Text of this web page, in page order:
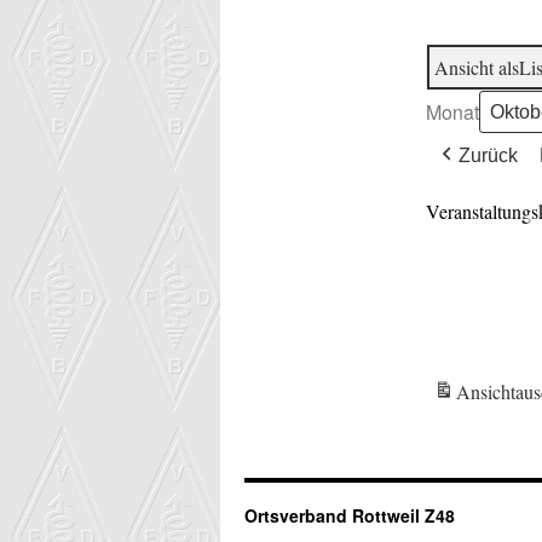
Ansicht als
Monat
Zurück
Ansicht
Ortsverband Rottweil Z48